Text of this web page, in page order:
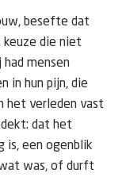
besefte dat
keuze die niet
mensen
in hun pijn, die
het verleden vast
dat het
is, een ogenblik
was, of durft